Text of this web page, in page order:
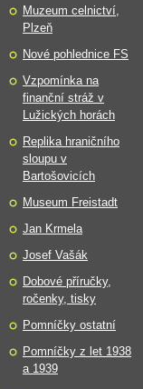
Muzeum celnictví,
Plzeň
Nové pohlednice FS
Vzpomínka na
finanční stráž v
Lužických horách
Replika hraničního
sloupu v
Bartošovicích
Museum Freistadt
Jan Krmela
Josef Vašák
Dobové příručky,
ročenky, tisky
Pomníčky ostatní
Pomníčky z let 1938
a 1939